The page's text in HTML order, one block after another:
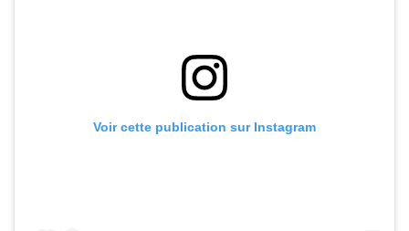
Voir cette publication sur Instagram